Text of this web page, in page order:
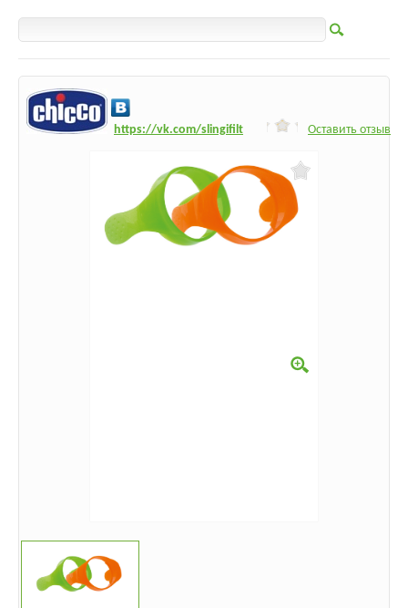
https://vk.com/slingifilt Оставить отзыв